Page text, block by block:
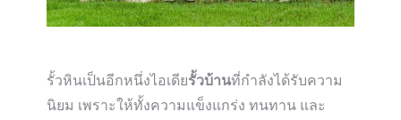
รั้วหินเป็นอีกหนึ่งไอเดียรั้วบ้านที่กำลังได้รับความ
นิยม เพราะให้ทั้งความแข็งแกร่ง ทนทาน และ